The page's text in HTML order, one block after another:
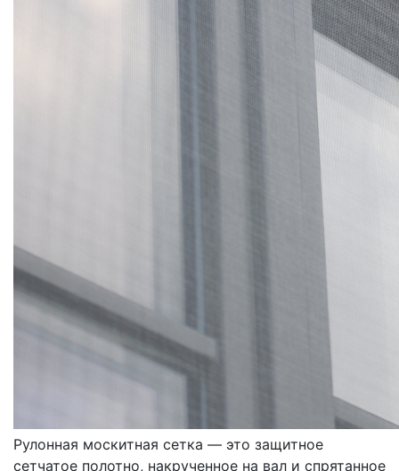
МОСКИТНЫЕ СЕТКИ
Рулонная москитная сетка — это защитное
сетчатое полотно, накрученное на вал и спрятанное